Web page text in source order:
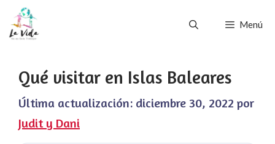
Saltar
Menú
Qué visitar en Islas Baleares
Última actualización: diciembre 30, 2022 por
Judit y Dani